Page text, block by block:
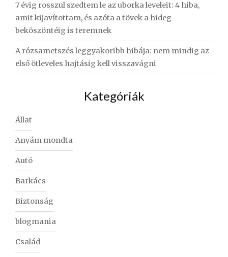
7 évig rosszul szedtem le az uborka leveleit: 4 hiba,
amit kijavítottam, és azóta a tövek a hideg
beköszöntéig is teremnek
A rózsametszés leggyakoribb hibája: nem mindig az
első ötleveles hajtásig kell visszavágni
Kategóriák
Állat
Anyám mondta
Autó
Barkács
Biztonság
blogmania
Család